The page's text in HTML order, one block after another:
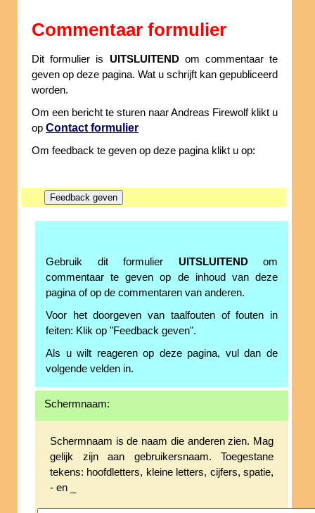
Commentaar formulier
Dit formulier is UITSLUITENDom commentaar te
geven op deze pagina. Wat u schrijft kan gepubliceerd
worden.
Om een bericht te sturen naar Andreas Firewolf klikt u
op Contact formulier
Om feedback te geven op deze pagina klikt u op:
Gebruik dit formulier UITSLUITENDom
commentaar te geven op de inhoud van deze
pagina of op de commentaren van anderen.
Voor het doorgeven van taalfouten of fouten in
feiten: Klik op "Feedback geven".
Als u wilt reageren op deze pagina, vul dan de
volgende velden in.
Schermnaam:
Schermnaam is de naam die anderen zien. Mag
gelijk zijn aan gebruikersnaam. Toegestane
tekens: hoofdletters, kleine letters, cijfers, spatie,
- en _